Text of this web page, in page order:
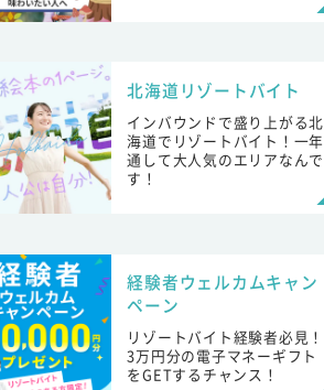
北海道リゾートバイト
インバウンドで盛り上がる北
海道でリゾートバイト！一年
通して大人気のエリアなんで
す！
経験者ウェルカムキャン
ペーン
リゾートバイト経験者必見！
3万円分の電子マネーギフト
をGETするチャンス！